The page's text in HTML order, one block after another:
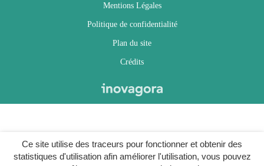
Ce site utilise des traceurs pour fonctionner et obtenir des
statistiques d'utilisation afin améliorer l'utilisation, vous pouvez
Mentions Légales
Politique de confidentialité
Plan du site
Crédits